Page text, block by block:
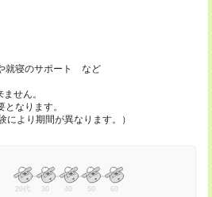
就寝のサポート など
せん。
なります。
より期間が異なります。）
20代 30 40 50 60